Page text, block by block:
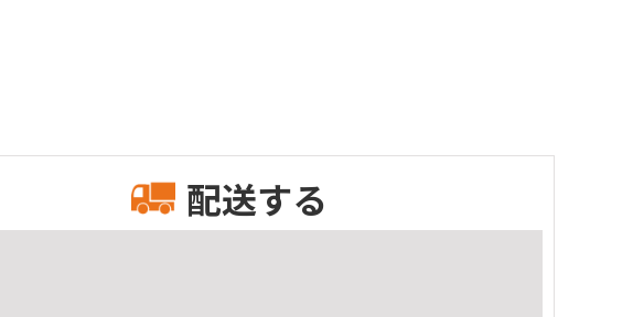
配送する